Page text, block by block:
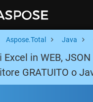
Aspose.Total Java
in WEB, JSON
GRATUITO o